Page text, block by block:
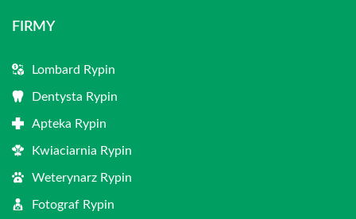
FIRMY
Lombard Rypin
Dentysta Rypin
Apteka Rypin
Kwiaciarnia Rypin
Weterynarz Rypin
Fotograf Rypin